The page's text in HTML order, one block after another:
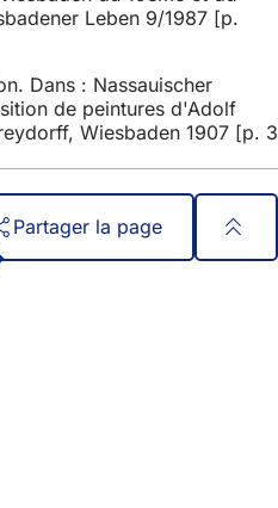
Leben 9/1987 [p.
Dans : Nassauischer
de peintures d'Adolf
Wiesbaden 1907 [p. 3
Partager la page